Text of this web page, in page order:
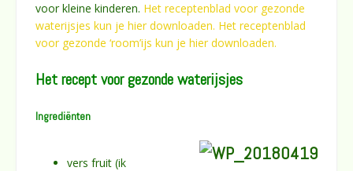
voor kleine kinderen. Het receptenblad voor gezonde
waterijsjes kun je hier downloaden. Het receptenblad
voor gezonde ‘room’ijs kun je hier downloaden.
Het recept voor gezonde waterijsjes
Ingrediënten
vers fruit (ik